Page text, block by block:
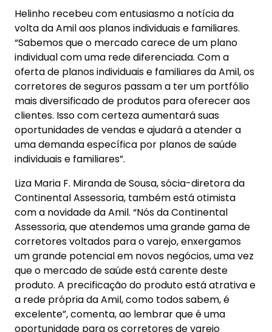
Helinho recebeu com entusiasmo a notícia da
volta da Amil aos planos individuais e familiares.
“Sabemos que o mercado carece de um plano
individual com uma rede diferenciada. Com a
oferta de planos individuais e familiares da Amil, os
corretores de seguros passam a ter um portfólio
mais diversificado de produtos para oferecer aos
clientes. Isso com certeza aumentará suas
oportunidades de vendas e ajudará a atender a
uma demanda específica por planos de saúde
individuais e familiares”.
Liza Maria F. Miranda de Sousa, sócia-diretora da
Continental Assessoria, também está otimista
com a novidade da Amil. “Nós da Continental
Assessoria, que atendemos uma grande gama de
corretores voltados para o varejo, enxergamos
um grande potencial em novos negócios, uma vez
que o mercado de saúde está carente deste
produto. A precificação do produto está atrativa e
a rede própria da Amil, como todos sabem, é
excelente”, comenta, ao lembrar que é uma
oportunidade para os corretores de varejo